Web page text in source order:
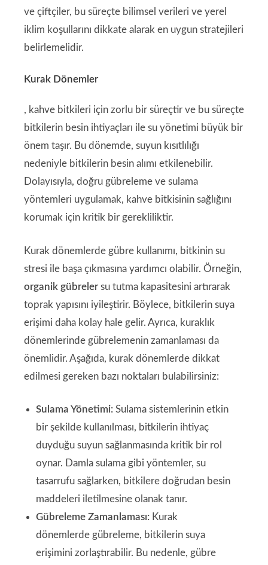
ve çiftçiler, bu süreçte bilimsel verileri ve yerel
iklim koşullarını dikkate alarak en uygun stratejileri
belirlemelidir.
Kurak Dönemler
, kahve bitkileri için zorlu bir süreçtir ve bu süreçte
bitkilerin besin ihtiyaçları ile su yönetimi büyük bir
önem taşır. Bu dönemde, suyun kısıtlılığı
nedeniyle bitkilerin besin alımı etkilenebilir.
Dolayısıyla, doğru gübreleme ve sulama
yöntemleri uygulamak, kahve bitkisinin sağlığını
korumak için kritik bir gerekliliktir.
Kurak dönemlerde gübre kullanımı, bitkinin su
stresi ile başa çıkmasına yardımcı olabilir. Örneğin,
organik gübreler su tutma kapasitesini artırarak
toprak yapısını iyileştirir. Böylece, bitkilerin suya
erişimi daha kolay hale gelir. Ayrıca, kuraklık
dönemlerinde gübrelemenin zamanlaması da
önemlidir. Aşağıda, kurak dönemlerde dikkat
edilmesi gereken bazı noktaları bulabilirsiniz:
Sulama Yönetimi: Sulama sistemlerinin etkin
bir şekilde kullanılması, bitkilerin ihtiyaç
duyduğu suyun sağlanmasında kritik bir rol
oynar. Damla sulama gibi yöntemler, su
tasarrufu sağlarken, bitkilere doğrudan besin
maddeleri iletilmesine olanak tanır.
Gübreleme Zamanlaması: Kurak
dönemlerde gübreleme, bitkilerin suya
erişimini zorlaştırabilir. Bu nedenle, gübre